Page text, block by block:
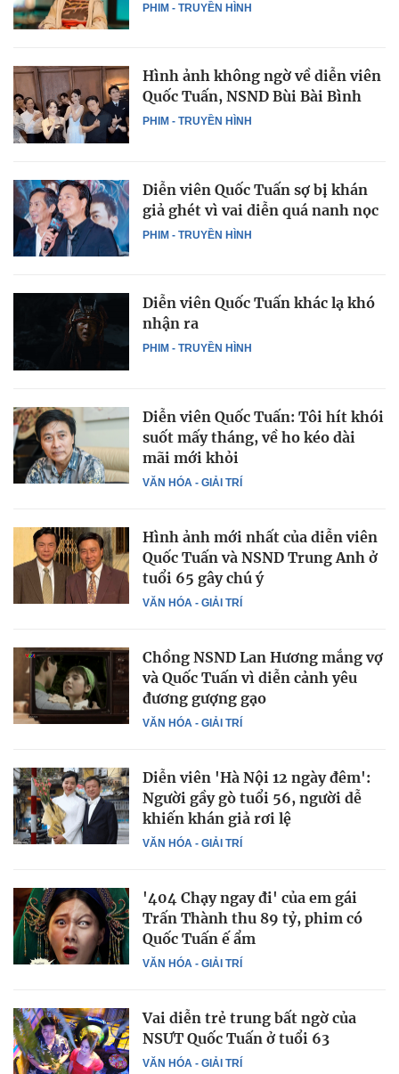
PHIM - TRUYỀN HÌNH
PHIM - TRUYỀN HÌNH
Hình ảnh không ngờ về diễn viên
Quốc Tuấn, NSND Bùi Bài Bình
PHIM - TRUYỀN HÌNH
Diễn viên Quốc Tuấn sợ bị khán
giả ghét vì vai diễn quá nanh nọc
PHIM - TRUYỀN HÌNH
Diễn viên Quốc Tuấn khác lạ khó
nhận ra
VĂN HÓA - GIẢI TRÍ
Diễn viên Quốc Tuấn: Tôi hít khói
suốt mấy tháng, về ho kéo dài
mãi mới khỏi
VĂN HÓA - GIẢI TRÍ
Hình ảnh mới nhất của diễn viên
Quốc Tuấn và NSND Trung Anh ở
tuổi 65 gây chú ý
VĂN HÓA - GIẢI TRÍ
Chồng NSND Lan Hương mắng vợ
và Quốc Tuấn vì diễn cảnh yêu
đương gượng gạo
VĂN HÓA - GIẢI TRÍ
Diễn viên 'Hà Nội 12 ngày đêm':
Người gầy gò tuổi 56, người dễ
khiến khán giả rơi lệ
VĂN HÓA - GIẢI TRÍ
'404 Chạy ngay đi' của em gái
Trấn Thành thu 89 tỷ, phim có
Quốc Tuấn ế ẩm
VĂN HÓA - GIẢI TRÍ
Vai diễn trẻ trung bất ngờ của
NSƯT Quốc Tuấn ở tuổi 63